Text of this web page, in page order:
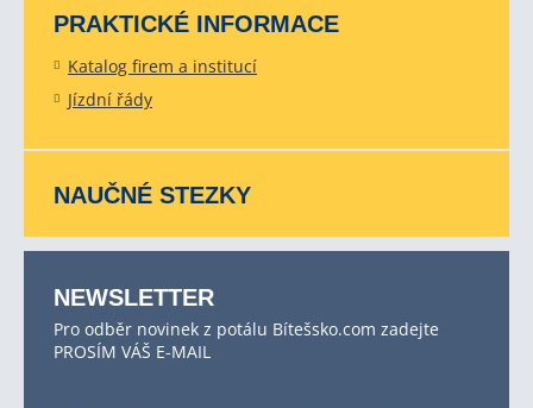
PRAKTICKÉ INFORMACE
Katalog firem a institucí
Jízdní řády
NAUČNÉ STEZKY
NEWSLETTER
Pro odběr novinek z potálu Bítešsko.com zadejte
PROSÍM VÁŠ E-MAIL